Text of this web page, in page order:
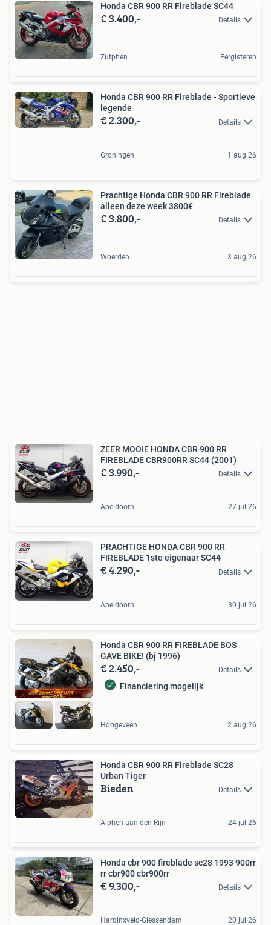
Honda CBR 900 RR Fireblade SC44
€ 3.400,- Details
Zutphen Eergisteren
Honda CBR 900 RR Fireblade - Sportieve
legende
€ 2.300,- Details
Groningen 1 aug 26
Prachtige Honda CBR 900 RR Fireblade
alleen deze week 3800€
€ 3.800,- Details
Woerden 3 aug 26
ZEER MOOIE HONDA CBR 900 RR
FIREBLADE CBR900RR SC44 (2001)
€ 3.990,- Details
Apeldoorn 27 jul 26
PRACHTIGE HONDA CBR 900 RR
FIREBLADE 1ste eigenaar SC44
€ 4.290,- Details
Apeldoorn 30 jul 26
Honda CBR 900 RR FIREBLADE BOS
GAVE BIKE! (bj 1996)
€ 2.450,- Details
Financiering mogelijk
Hoogeveen 2 aug 26
Honda CBR 900 RR Fireblade SC28
Urban Tiger
Bieden Details
Alphen aan den Rijn 24 jul 26
Honda cbr 900 fireblade sc28 1993 900rr
rr cbr900 cbr900rr
€ 9.300,- Details
Hardinxveld-Giessendam 20 jul 26